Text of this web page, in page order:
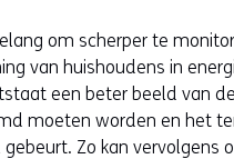
om scherper te
van huishoudens in
een beter beeld van
moeten worden en het
Zo kan vervolgens